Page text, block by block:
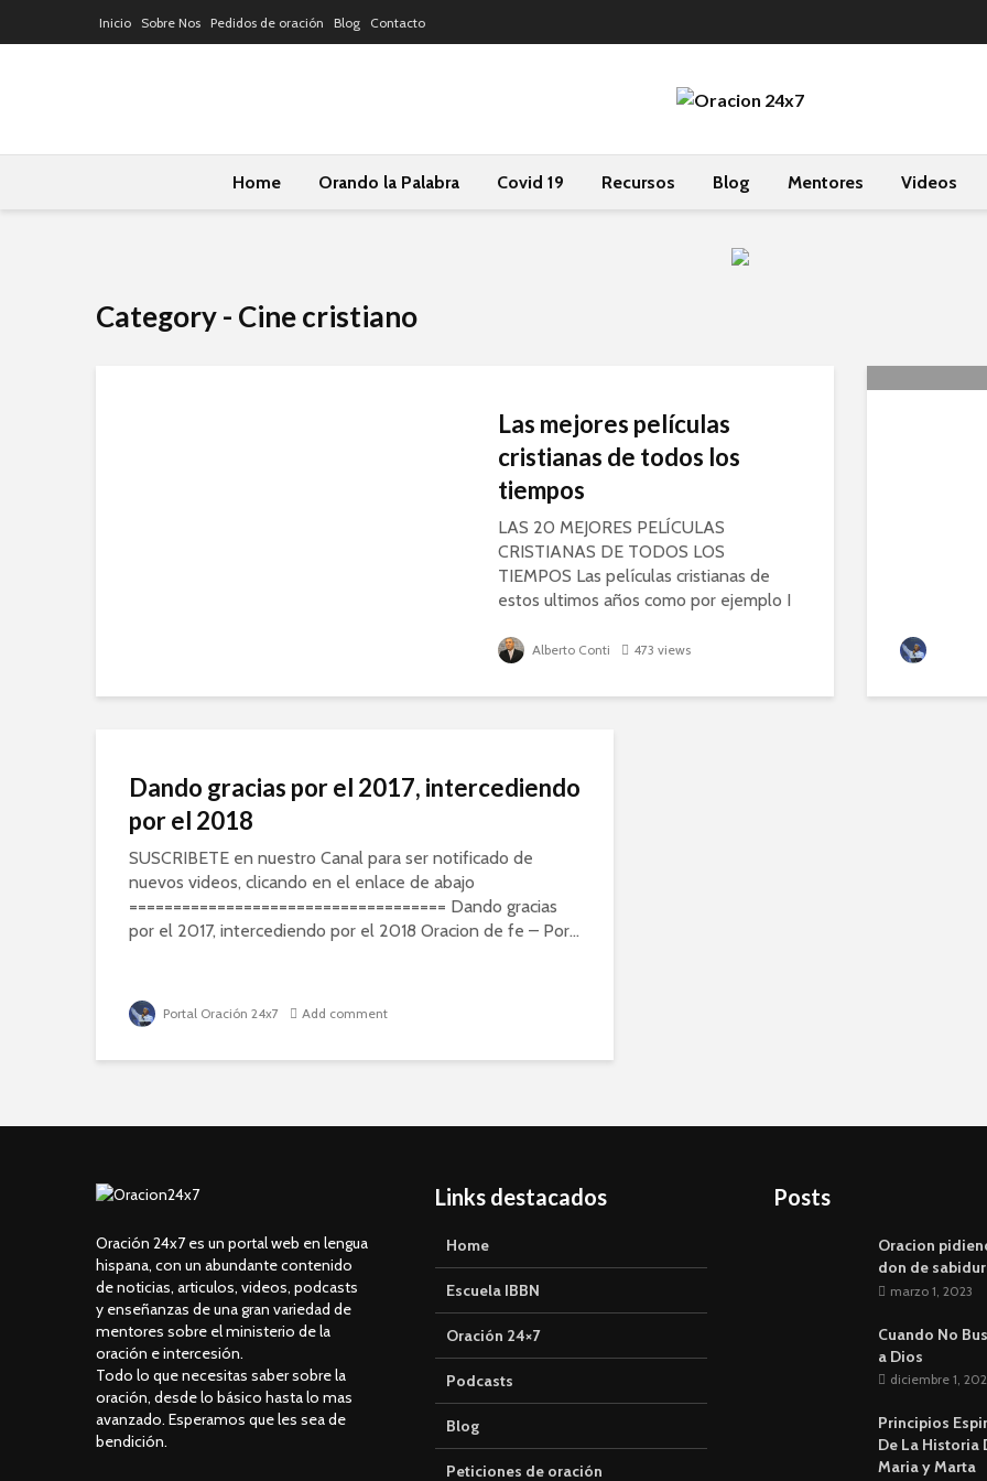
Inicio Sobre Nos Pedidos de oración Blog Contacto
Home Orando la Palabra Covid 19 Recursos Blog Mentores Videos
Category - Cine cristiano
Las mejores películas
cristianas de todos los
tiempos
LAS 20 MEJORES PELÍCULAS
CRISTIANAS DE TODOS LOS
TIEMPOS Las películas cristianas de
estos ultimos años como por ejemplo I
verdadera historia del cantante
Alberto Conti 473 views
Dando gracias por el 2017, intercediendo
por el 2018
SUSCRIBETE en nuestro Canal para ser notificado de
nuevos videos, clicando en el enlace de abajo
==================================== Dando gracias
por el 2017, intercediendo por el 2018 Oracion de fe – Por...
Portal Oración 24x7 Add comment
Oración 24x7 es un portal web en lengua
hispana, con un abundante contenido
de noticias, articulos, videos, podcasts
y enseñanzas de una gran variedad de
mentores sobre el ministerio de la
oración e intercesión.
Todo lo que necesitas saber sobre la
oración, desde lo básico hasta lo mas
avanzado. Esperamos que les sea de
bendición.
Links destacados
Home
Escuela IBBN
Oración 24×7
Podcasts
Blog
Peticiones de oración
Posts
Oracion
don de
marzo 1, 2023
Cuando No
a Dios
diciembre 1,
Principios
De La Historia
Maria y Marta